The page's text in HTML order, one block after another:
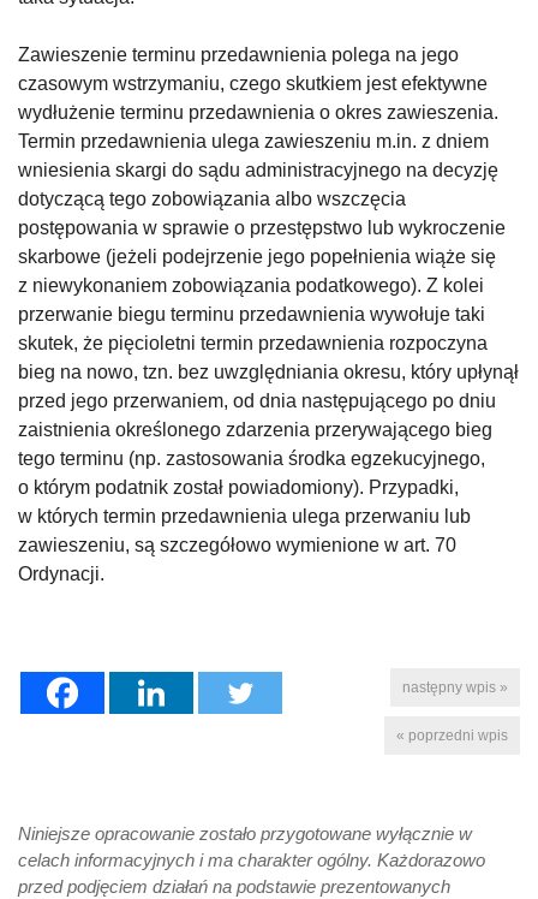
Zawieszenie terminu przedawnienia polega na jego
czasowym wstrzymaniu, czego skutkiem jest efektywne
wydłużenie terminu przedawnienia o okres zawieszenia.
Termin przedawnienia ulega zawieszeniu m.in. z dniem
wniesienia skargi do sądu administracyjnego na decyzję
dotyczącą tego zobowiązania albo wszczęcia
postępowania w sprawie o przestępstwo lub wykroczenie
skarbowe (jeżeli podejrzenie jego popełnienia wiąże się
z niewykonaniem zobowiązania podatkowego). Z kolei
przerwanie biegu terminu przedawnienia wywołuje taki
skutek, że pięcioletni termin przedawnienia rozpoczyna
bieg na nowo, tzn. bez uwzględniania okresu, który upłynął
przed jego przerwaniem, od dnia następującego po dniu
zaistnienia określonego zdarzenia przerywającego bieg
tego terminu (np. zastosowania środka egzekucyjnego,
o którym podatnik został powiadomiony). Przypadki,
w których termin przedawnienia ulega przerwaniu lub
zawieszeniu, są szczegółowo wymienione w art. 70
Ordynacji.
następny wpis »
« poprzedni wpis
Niniejsze opracowanie zostało przygotowane wyłącznie w
celach informacyjnych i ma charakter ogólny. Każdorazowo
przed podjęciem działań na podstawie prezentowanych